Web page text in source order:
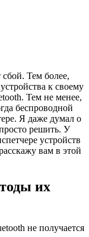
сбой. Тем более,
к своему
Тем не менее,
беспроводной
Я даже думал о
решить. У
устройств
вам в этой
их
не получается